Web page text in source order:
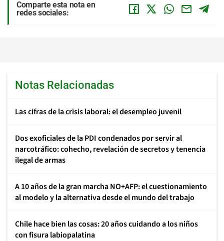
Comparte esta nota en
redes sociales:
Notas Relacionadas
Las cifras de la crisis laboral: el desempleo juvenil
Dos exoficiales de la PDI condenados por servir al
narcotráfico: cohecho, revelación de secretos y tenencia
ilegal de armas
A 10 años de la gran marcha NO+AFP: el cuestionamiento
al modelo y la alternativa desde el mundo del trabajo
Chile hace bien las cosas: 20 años cuidando a los niños
con fisura labiopalatina